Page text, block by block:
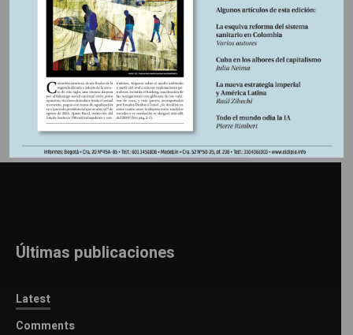
Información adicional
Últimas publicaciones
Latest
Comments